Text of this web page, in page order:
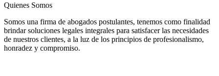
Quienes Somos
Somos una firma de abogados postulantes, tenemos como finalidad
brindar soluciones legales integrales para satisfacer las necesidades
de nuestros clientes, a la luz de los principios de profesionalismo,
honradez y compromiso.